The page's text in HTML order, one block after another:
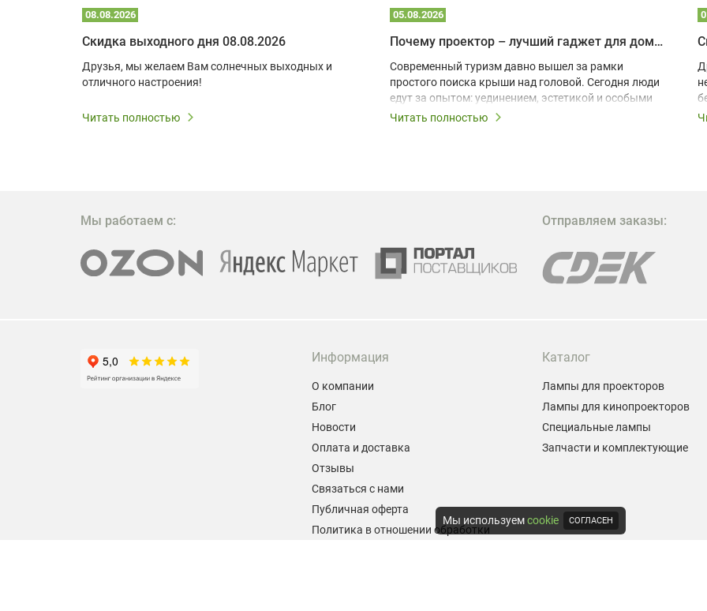
08.08.2026
Скидка выходного дня 08.08.2026
Друзья, мы желаем Вам солнечных выходных и
отличного настроения!
Читать полностью
05.08.2026
Почему проектор – лучший гаджет для домика в глэмпинге
Современный туризм давно вышел за рамки
простого поиска крыши над головой. Сегодня люди
едут за опытом: уединением, эстетикой и особыми
ощущениями. Владельцы A-frame домов,
эффективных и бюджетных способов стать
проектора.
Читать полностью
Мы работаем с: Отправляем заказы:
Информация
О компании
Блог
Новости
Оплата и доставка
Отзывы
Связаться с нами
Публичная оферта
Политика в отношении обработки
Каталог
Лампы для проекторов
Лампы для кинопроекторов
Специальные лампы
Запчасти и комплектующие
Мы используемcookie СОГЛАСЕН